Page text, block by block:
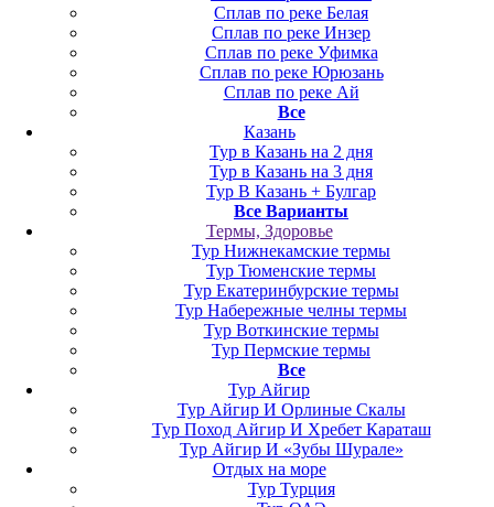
Сплав по реке Белая
Сплав по реке Инзер
Сплав по реке Уфимка
Сплав по реке Юрюзань
Сплав по реке Ай
Все
Казань
Тур в Казань на 2 дня
Тур в Казань на 3 дня
Тур В Казань + Булгар
Все Варианты
Термы, Здоровье
Тур Нижнекамские термы
Тур Тюменские термы
Тур Екатеринбурские термы
Тур Набережные челны термы
Тур Воткинские термы
Тур Пермские термы
Все
Тур Айгир
Тур Айгир И Орлиные Скалы
Тур Поход Айгир И Хребет Караташ
Тур Айгир И «Зубы Шурале»
Отдых на море
Тур Турция